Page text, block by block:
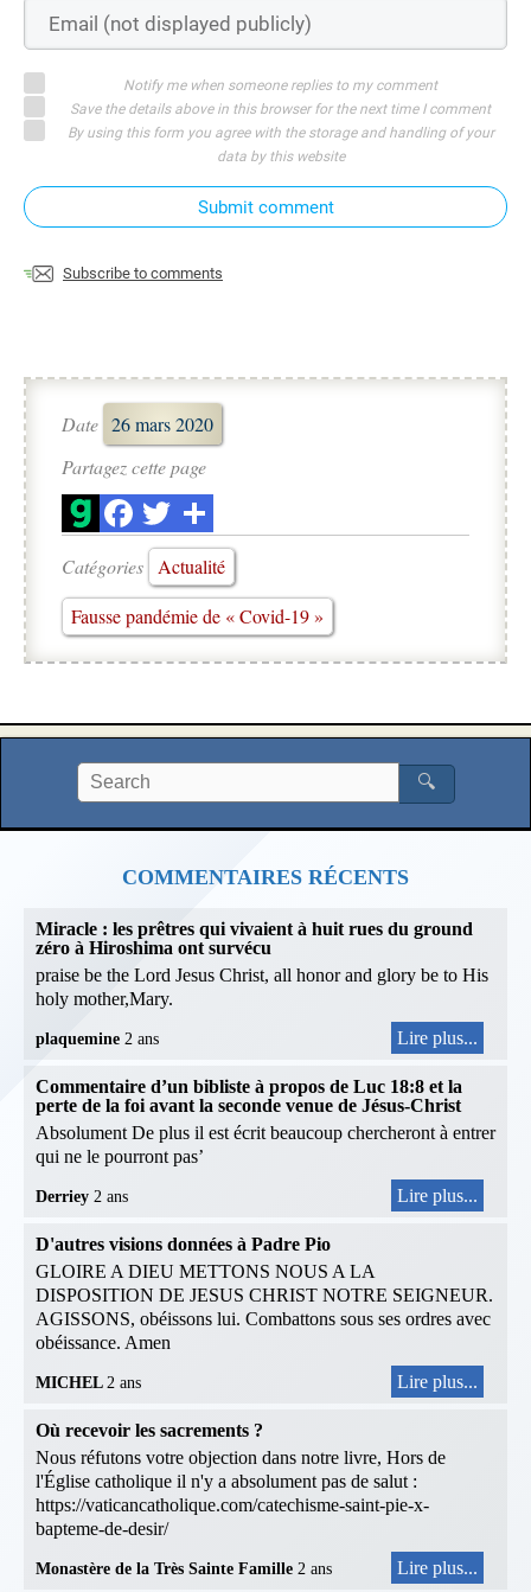
Notify me when someone replies to my comment
Save the details above in this browser for the next time I comment
By using this form you agree with the storage and handling of your
data by this website
Submit comment
Subscribe to comments
Date 26 mars 2020
Partagez cette page
Catégories Actualité
Fausse pandémie de « Covid-19 »
🔍
COMMENTAIRES RÉCENTS
Miracle : les prêtres qui vivaient à huit rues du ground
zéro à Hiroshima ont survécu
praise be the Lord Jesus Christ, all honor and glory be to His
holy mother,Mary.
plaquemine 2 ans Lire plus...
Commentaire d’un bibliste à propos de Luc 18:8 et la
perte de la foi avant la seconde venue de Jésus-Christ
Absolument De plus il est écrit beaucoup chercheront à entrer
qui ne le pourront pas’
Derriey 2 ans Lire plus...
D'autres visions données à Padre Pio
GLOIRE A DIEU METTONS NOUS A LA
DISPOSITION DE JESUS CHRIST NOTRE SEIGNEUR.
AGISSONS, obéissons lui. Combattons sous ses ordres avec
obéissance. Amen
MICHEL 2 ans Lire plus...
Où recevoir les sacrements ?
Nous réfutons votre objection dans notre livre, Hors de
l'Église catholique il n'y a absolument pas de salut :
https://vaticancatholique.com/catechisme-saint-pie-x-
bapteme-de-desir/
Monastère de la Très Sainte Famille 2 ans Lire plus...